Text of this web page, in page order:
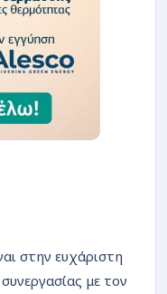
στην ευχάριστη
με τον